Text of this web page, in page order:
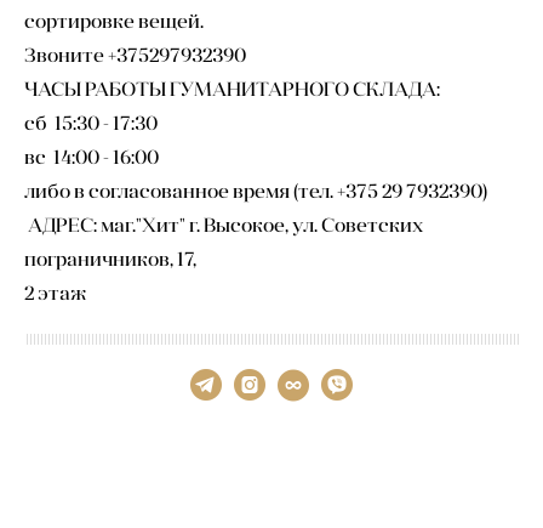
сортировке вещей.
Звоните +375297932390
ЧАСЫ РАБОТЫ ГУМАНИТАРНОГО СКЛАДА:
сб 15:30 - 17:30
вс 14:00 - 16:00
либо в согласованное время (тел. +375 29 7932390)
АДРЕС: маг."Хит" г. Высокое, ул. Советских
пограничников, 17,
2 этаж